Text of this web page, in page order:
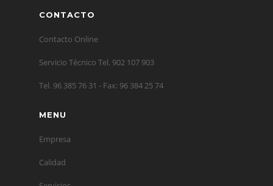
CONTACTO
Contacto Online
Servicio Técnico Tel. 902 107 903
Tel. 96 385 76 31 - Fax: 96 384 25 74
MENU
Empresa
Calidad